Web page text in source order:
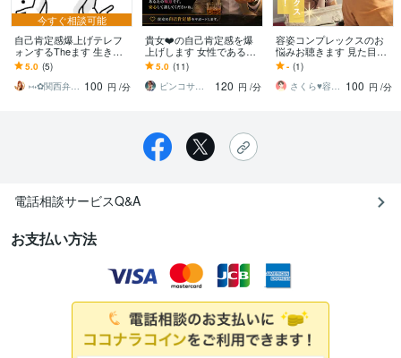
今すぐ相談可能
自己肯定感爆上げテレフ
ォンするTheます ​生きて
るだけで満点や！関西弁
であなたの1日を全力褒め
ちぎり
5.0 (5)
⑅⁠˖⁠✿⁠関西弁のこころん✿⁠⁠˖⁠⑅ 100 円 /分
貴女❤️の自己肯定感を爆
上げします 女性であるこ
と❤️の素晴らしさを忘れ
ていませんか？
5.0 (11)
ピンコサファイア
120 円 /分
容姿コンプレックスのお
悩みお聴きます 見た目に
自信がなく、積極的にな
れない貴女へ
- (1)
さくら♥容姿コンプレックス解消セラピスト 100 円 /分
電話相談サービスQ&A
お支払い方法